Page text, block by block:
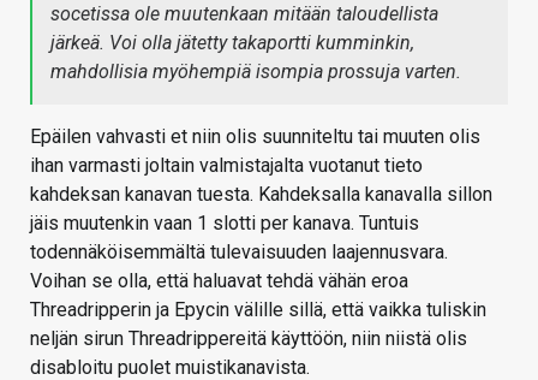
socetissa ole muutenkaan mitään taloudellista
järkeä. Voi olla jätetty takaportti kumminkin,
mahdollisia myöhempiä isompia prossuja varten.
Epäilen vahvasti et niin olis suunniteltu tai muuten olis
ihan varmasti joltain valmistajalta vuotanut tieto
kahdeksan kanavan tuesta. Kahdeksalla kanavalla sillon
jäis muutenkin vaan 1 slotti per kanava. Tuntuis
todennäköisemmältä tulevaisuuden laajennusvara.
Voihan se olla, että haluavat tehdä vähän eroa
Threadripperin ja Epycin välille sillä, että vaikka tuliskin
neljän sirun Threadrippereitä käyttöön, niin niistä olis
disabloitu puolet muistikanavista.